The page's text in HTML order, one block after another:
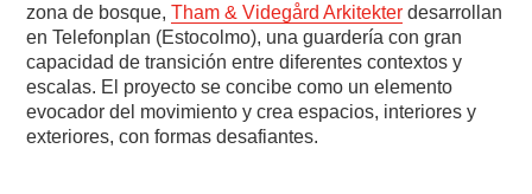
zona de bosque,Tham & Videgård Arkitekter desarrollan
enTelefonplan (Estocolmo), una guardería con gran
capacidad de transición entre diferentes contextos y
escalas. El proyecto se concibe como un elemento
evocador del movimiento y crea espacios, interiores y
exteriores, con formas desafiantes.